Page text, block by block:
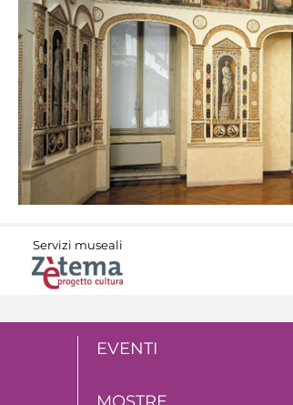
Servizi museali
EVENTI
MOSTRE